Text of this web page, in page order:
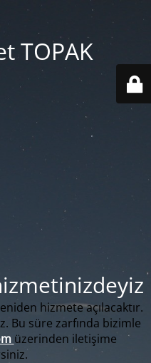
TOPAK
hizmete açılacaktır.
Bu süre zarfında bizimle
üzerinden iletişime